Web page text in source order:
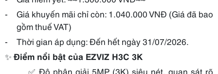
-
Giá khuyến mãi chỉ còn: 1.040.000 VNĐ (Giá đã bao
gồm thuế VAT)
-
Thời gian áp dụng: Đến hết ngày 31/07/2026.
✨ Điểm nổi bật của EZVIZ H3C 3K
✅ Độ phân giải 5MP (3K) siêu nét, quan sát rõ